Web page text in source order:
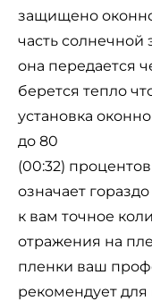
защищено
часть солнечной
она передается
берется тепло
установка
до 80
(00:32)
означает
к вам точное
отражения на
пленки ваш
рекомендует